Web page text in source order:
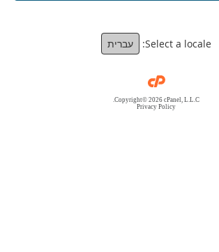
Select a locale: עברית
Copyright© 2026 cPanel, L.L.C.
Privacy Policy